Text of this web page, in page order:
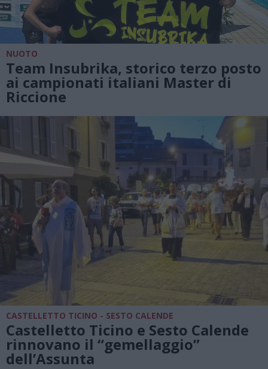
NUOTO
Team Insubrika, storico terzo posto
ai campionati italiani Master di
Riccione
CASTELLETTO TICINO - SESTO CALENDE
Castelletto Ticino e Sesto Calende
rinnovano il “gemellaggio”
dell’Assunta